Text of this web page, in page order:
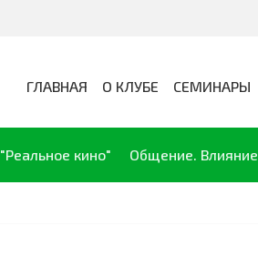
ГЛАВНАЯ О КЛУБЕ СЕМИНАРЫ
кино" Общение. Влияние